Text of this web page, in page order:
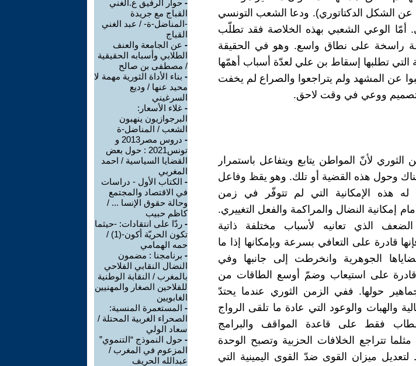
الشكل الدكتاتوري). ودعا الشعب التونسي
أمّا الوعي الشعبي بهذه الخلاصة فقد تطلّب
راسخة على نطاق واسع. وهو في الحقيقة
التي تطلبها إسقاط بن علي لعدّة أسباب أهمّها
عن المشهد ولم يتراجعوا والصراع لم يخفت
وتصميم ووعي في وقت لاحق.
لأنّ المواطن يتابع ويتفاعل باستمرار
وحول هذه القضية أو تلك. وهو يقظ وفاعل
له هذه الإمكانية التي لم تتوفّر في زمن
إمكانية النضال والمراكمة والفعل التغييري.
الذي تعانيه لأسباب مختلفة ذاتية
قادرة على التعافي بسرعة وبإمكانها إذا ما
الجوهرية وانخرطت إلى جانبها وفي
قادرة على استيعاب وضمّ أوسع الطاقات من
حولها. ففي الزمن الثوري عندما يحتدّ
والهبات والوعود التي عادة ما تلقى الرواج
فقط على قاعدة المواقف والبرامج
تتراجع الخلافات الحزبية وتصبح الوحدة
ميزان القوى ضدّ القوى اليمينية التي
- حوار الرفيق ع.الغني
القباج مع جريدة
-المناضل-ة- / عبد الغني
القباج
- عن الجامعة والعنف
الطلابي وأسبابه الحقيقية
/ مصطفى بن صالح
- بناء الأداة الثورية مهمة لا
محيد عنها / وديع
السرغيني
- غلاء الأسعار:
البرجوازيون ينهبون
الشعب / المناضل-ة
-
دروس مصر2013 و
تونس2021 : حول بعض
القضايا السياسية / احمد
المغربي
- الكتاب الأول - دراسات
في الاقتصاد والمجتمع
وحالة حقوق الإنسا ... /
كاظم حبيب
- ردّا على انتقادات: -حيثما
تكون الحريّة أكون-(1) /
حمه الهمامي
- برنامجنا : مضمون
النضال النقابي الفلاحي
بالمغرب / النقابة الوطنية
للفلاحين الصغار والمهنيين
الغابويين
- المستعمرة المنسية:
الصحراء الغربية المحتلة /
سعاد الولي
- حول النموذج “التنموي”
المزعوم في المغرب /
عبدالله الحريف